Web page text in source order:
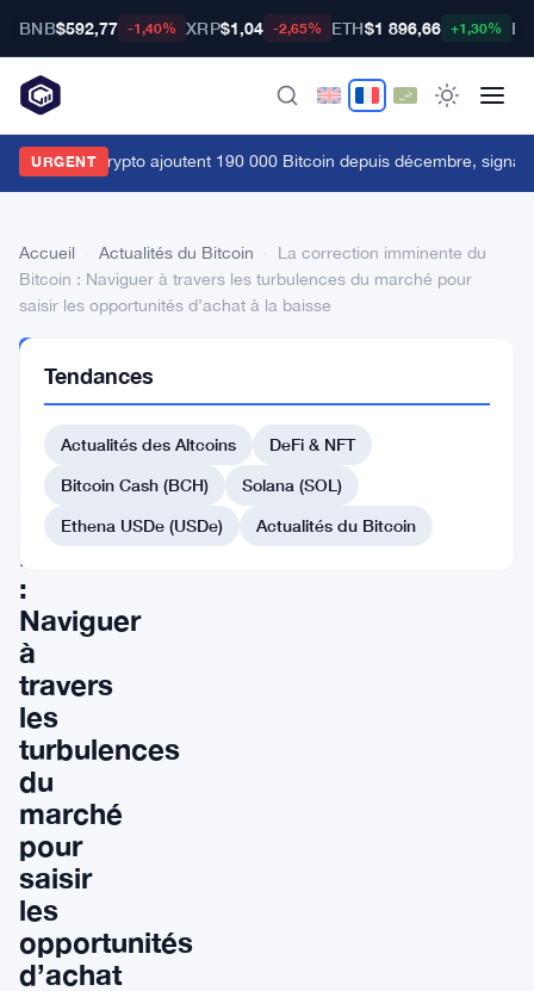
BNB$592,77 -1,40% XRP$1,04 -2,65% ETH$1 896,66 +1,30%
URGENT
baleines crypto ajoutent 190 000 Bitcoin depuis décembre,
Accueil Actualités du Bitcoin
La correction imminente du
Bitcoin : Naviguer à travers les turbulences du marché pour
saisir les opportunités d’achat à la baisse
DU BITCOIN
correction
imminente
Bitcoin
:
Naviguer
à
travers
les
turbulences
du
marché
pour
saisir
les
opportunités
d’achat
Tendances
Actualités des Altcoins
DeFi & NFT
Bitcoin Cash (BCH)
Solana (SOL)
Ethena USDe (USDe)
Actualités du Bitcoin